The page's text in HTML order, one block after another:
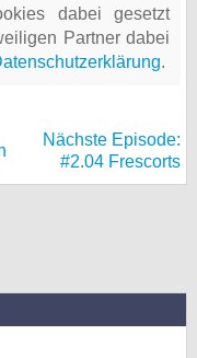
dabei gesetzt
Partner dabei
.
Nächste Episode:
#2.04 Frescorts